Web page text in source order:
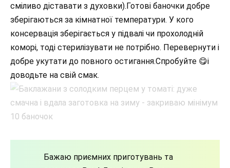
сміливо діставати з духовки).Готові баночки добре
зберігаються за кімнатної температури. У кого
консервація зберігається у підвалі чи прохолодній
коморі, тоді стерилізувати не потрібно. Перевернути і
добре укутати до повного остигання.Спробуйте 😋і
доводьте на свій смак.
Бажаю приємних приготувань та